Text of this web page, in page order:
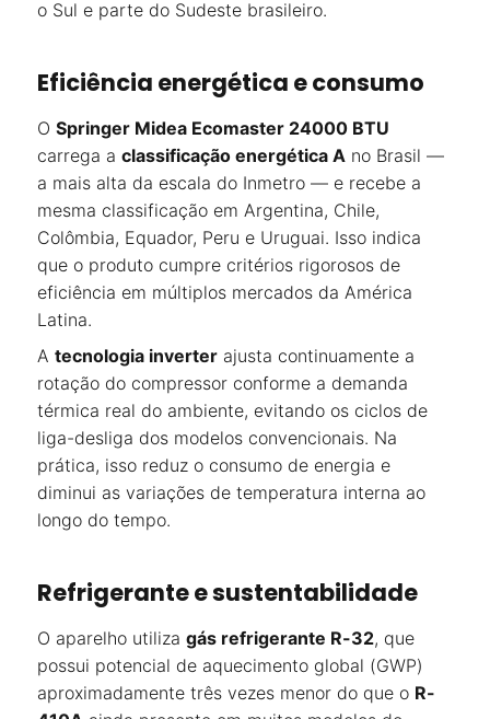
o Sul e parte do Sudeste brasileiro.
Eficiência energética e consumo
O Springer Midea Ecomaster 24000 BTU
carrega a classificação energética A no Brasil —
a mais alta da escala do Inmetro — e recebe a
mesma classificação em Argentina, Chile,
Colômbia, Equador, Peru e Uruguai. Isso indica
que o produto cumpre critérios rigorosos de
eficiência em múltiplos mercados da América
Latina.
A tecnologia inverter ajusta continuamente a
rotação do compressor conforme a demanda
térmica real do ambiente, evitando os ciclos de
liga-desliga dos modelos convencionais. Na
prática, isso reduz o consumo de energia e
diminui as variações de temperatura interna ao
longo do tempo.
Refrigerante e sustentabilidade
O aparelho utiliza gás refrigerante R-32, que
possui potencial de aquecimento global (GWP)
aproximadamente três vezes menor do que o R-